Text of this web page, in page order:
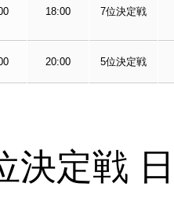
18:00 7位決定戦
20:00 5位決定戦
決定戦